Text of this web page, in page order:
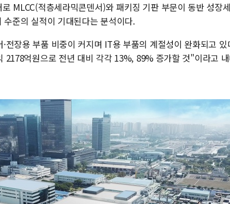
'찜통더위'에 전력수요 역대
후티 반군, 예멘 정부군과 사
42.5도 역대급 폭염…동물들도
MLCC(적층세라믹콘덴서)와 패키징 기판 부문이 동반 성장
준의 실적이 기대된다는 분석이다.
전장용 부품 비중이 커지며 IT용 부품의 계절성이 완화되고
2178억원으로 전년 대비 각각 13%, 89% 증가할 것"이라고